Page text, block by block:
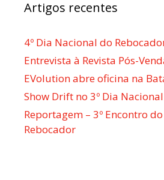
Artigos recentes
4º Dia Nacional do
Entrevista à Revista Pós-
EVolution abre oficina na
Show Drift no 3º Dia
Reportagem – 3º Encontro
Rebocador